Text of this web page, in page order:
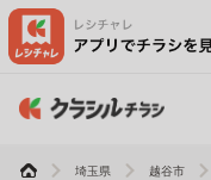
埼玉県 越谷市